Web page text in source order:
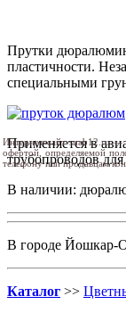
Прутки
пластичности.
специальными
Применяется в
трубопроводов
В наличии:
В городе Йошкар-
Каталог >>
Интернет-сайт snab12.ru —
офертой, определяемой
телефону или продавцам